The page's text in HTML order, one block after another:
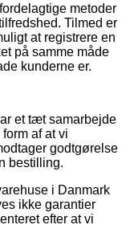
metoder
Tilmed er
at registrere en
på samme måde
kunderne er.
et tæt samarbejde
af at vi
godtgørelse
bestilling.
i Danmark
ikke garantier
efter at vi